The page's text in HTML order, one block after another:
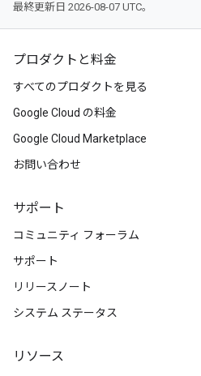
最終更新日 2026-08-07 UTC。
プロダクトと料金
すべてのプロダクトを見る
Google Cloud の料金
Google Cloud Marketplace
お問い合わせ
サポート
コミュニティ フォーラム
サポート
リリースノート
システム ステータス
リソース